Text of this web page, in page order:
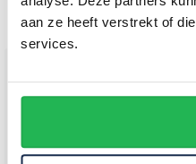
aan ze heeft verstrekt of
services.
€ 110,00€ 88,00
-
20%